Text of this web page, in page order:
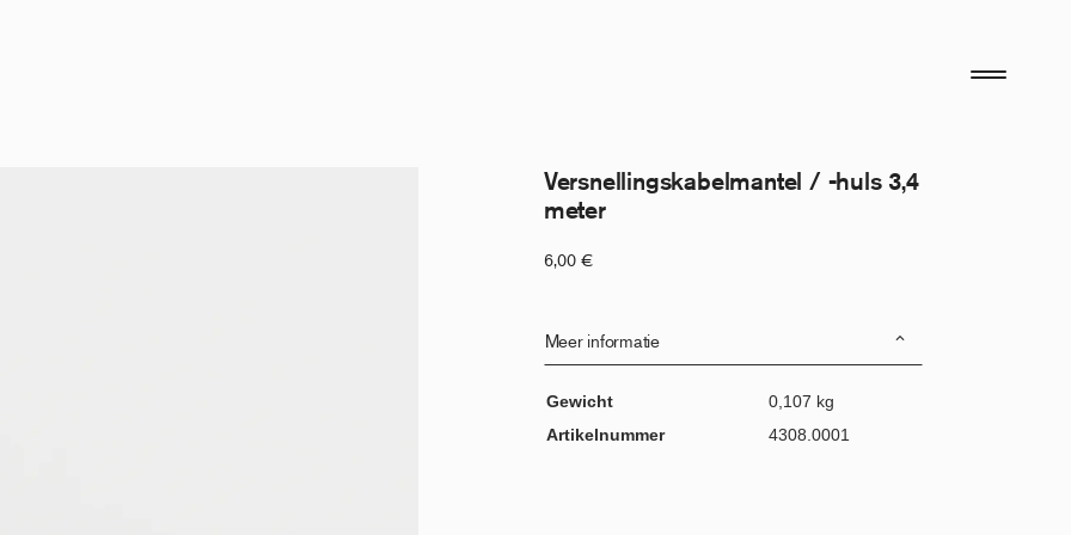
Versnellingskabelmantel / -huls 3,4
meter
6,00 €
Meer informatie
Gewicht
0,107 kg
Artikelnummer
4308.0001